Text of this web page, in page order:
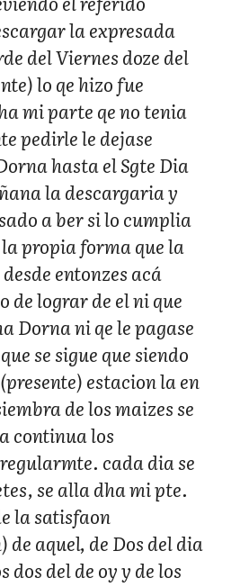
la expresada
del Viernes doze del
lo qe hizo fue
mi parte qe no tenia
pedirle le dejase
hasta el Sgte Dia
la descargaria y
a ber si lo cumplia
propia forma que la
entonzes acá
de lograr de el ni que
Dorna ni qe le pagase
se sigue que siendo
estacion la en
de los maizes se
continua los
cada dia se
se alla dha mi pte.
la satisfaon
de aquel, de Dos del dia
dos del de oy y de los